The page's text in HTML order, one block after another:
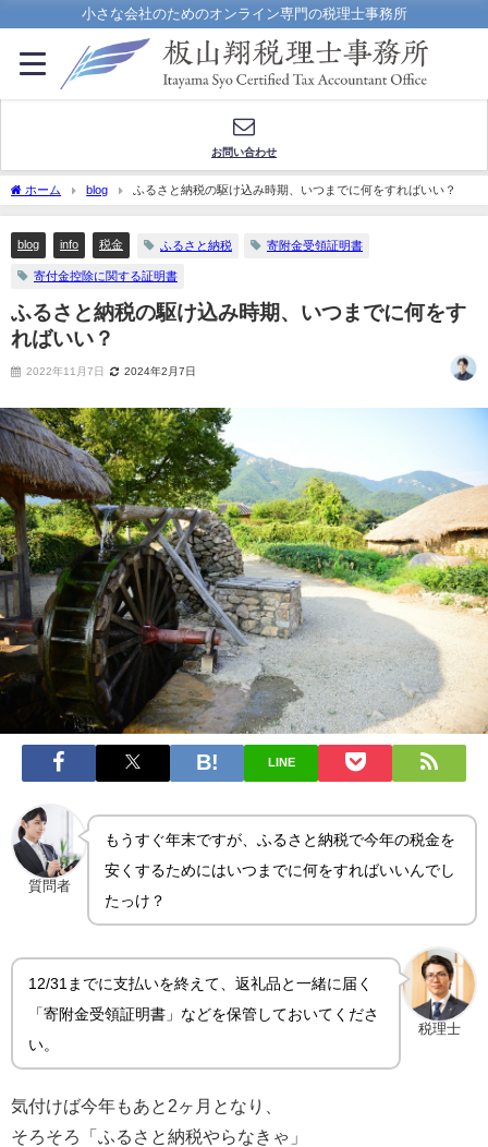
小さな会社のためのオンライン専門の税理士事務所
お問い合わせ
ホーム blog ふるさと納税の駆け込み時期、いつまでに何をすればいい？
blog info 税金 ふるさと納税 寄附金受領証明書
寄付金控除に関する証明書
ふるさと納税の駆け込み時期、いつまでに何をす
ればいい？
2022年11月7日 2024年2月7日
LINE
質問者
もうすぐ年末ですが、ふるさと納税で今年の税金を
安くするためにはいつまでに何をすればいいんでし
たっけ？
税理士
12/31までに支払いを終えて、返礼品と一緒に届く
「寄附金受領証明書」などを保管しておいてくださ
い。
気付けば今年もあと2ヶ月となり、
そろそろ「ふるさと納税やらなきゃ」